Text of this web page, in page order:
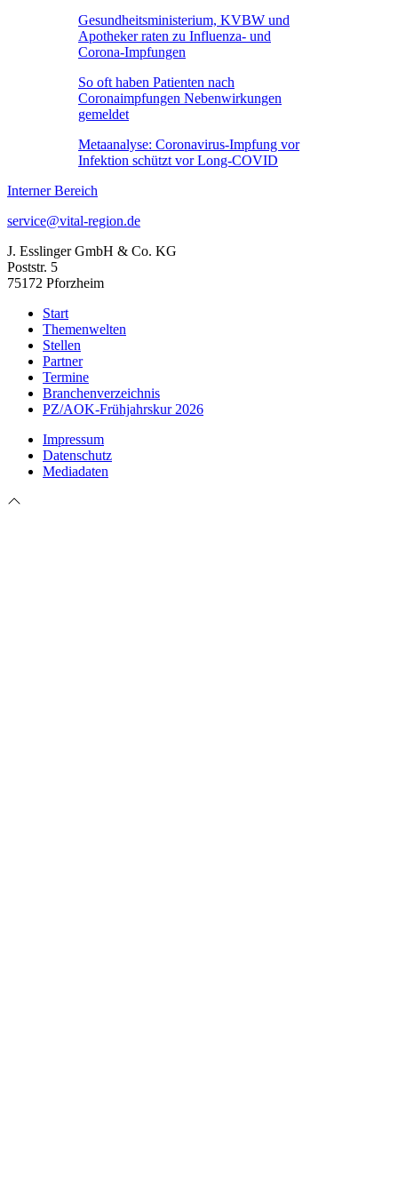
Gesundheitsministerium, KVBW und
Apotheker raten zu Influenza- und
Corona-Impfungen
So oft haben Patienten nach
Coronaimpfungen Nebenwirkungen
gemeldet
Metaanalyse: Coronavirus-Impfung vor
Infektion schützt vor Long-COVID
Interner Bereich
service@vital-region.de
J. Esslinger GmbH & Co. KG
Poststr. 5
75172 Pforzheim
Start
Themenwelten
Stellen
Partner
Termine
Branchenverzeichnis
PZ/AOK-Frühjahrskur 2026
Impressum
Datenschutz
Mediadaten